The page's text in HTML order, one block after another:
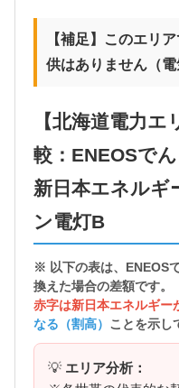
【補足】このエリ
供はありません（電
【北海道電力
較：ENEOSで
新日本エネルギ
ン電灯B
※ 以下の表は、ENEOS
換えた場合の差額です。
赤字は新日本エネルギー
なる（割高） ことを示し
💡 エリア分析：